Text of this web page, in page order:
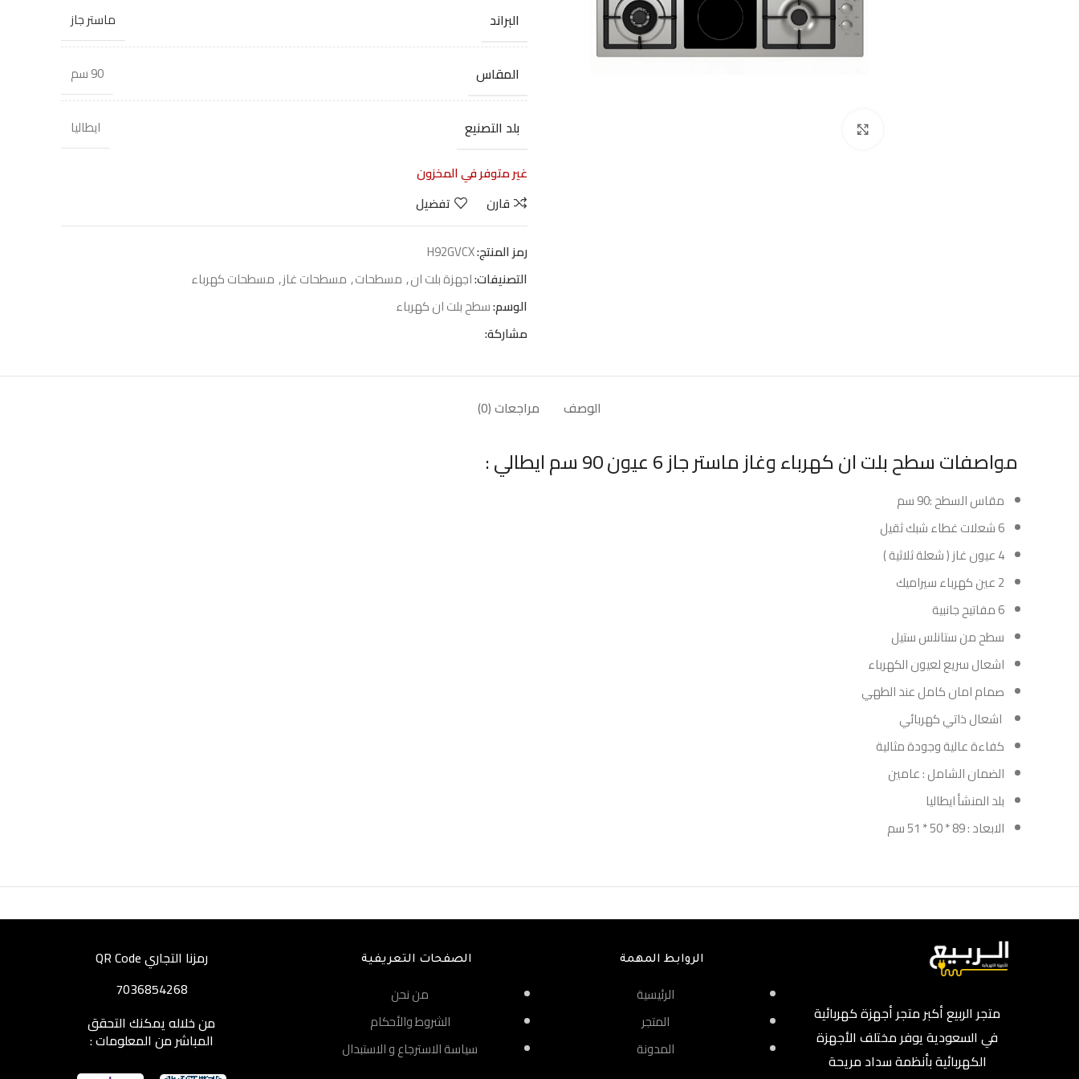
البراند ماستر جاز
المقاس 90 سم
بلد التصنيع
ايطاليا
غير متوفر في المخزون
قارن
تفضيل
رمز المنتج:H92GVCX
التصنيفات:اجهزة بلت ان, مسطحات, مسطحات غاز, مسطحات كهرباء
الوسم:سطح بلت ان كهرباء
مشاركة:
الوصف مراجعات (0)
مواصفات سطح بلت ان كهرباء وغاز ماستر جاز 6 عيون 90 سم ايطالي :
مقاس السطح :90 سم
6 شعلات غطاء شبك ثقيل
4 عيون غاز ( شعلة ثلاثية )
2 عين كهرباء سيراميك
6 مفاتيح جانبية
سطح من ستانلس ستيل
اشعال سريع لعيون الكهرباء
صمام امان كامل عند الطهي
اشعال ذاتي كهربائي
كفاءة عالية وجودة مثالية
الضمان الشامل : عامين
بلد المنشأ ايطاليا
الابعاد : 89 * 50 * 51 سم
متجر الربيع أكبر متجر أجهزة كهربائية
في السعودية يوفر مختلف الأجهزة
الكهربائية بأنظمة سداد مريحة
الروابط المهمة
الرئيسية
المتجر
المدونة
الصفحات التعريفية
من نحن
الشروط والأحكام
سياسة الاسترجاع و الاستبدال
رمزنا التجاري QR Code
7036854268
من خلاله يمكنك التحقق
المباشر من المعلومات :